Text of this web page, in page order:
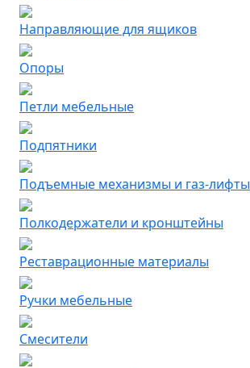
Направляющие для ящиков
Опоры
Петли мебельные
Подпятники
Подъемные механизмы и газ-лифты
Полкодержатели и кронштейны
Реставрационные материалы
Ручки мебельные
Смесители